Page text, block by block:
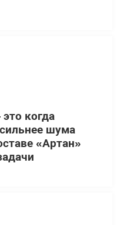
когда
шума
«Артан»